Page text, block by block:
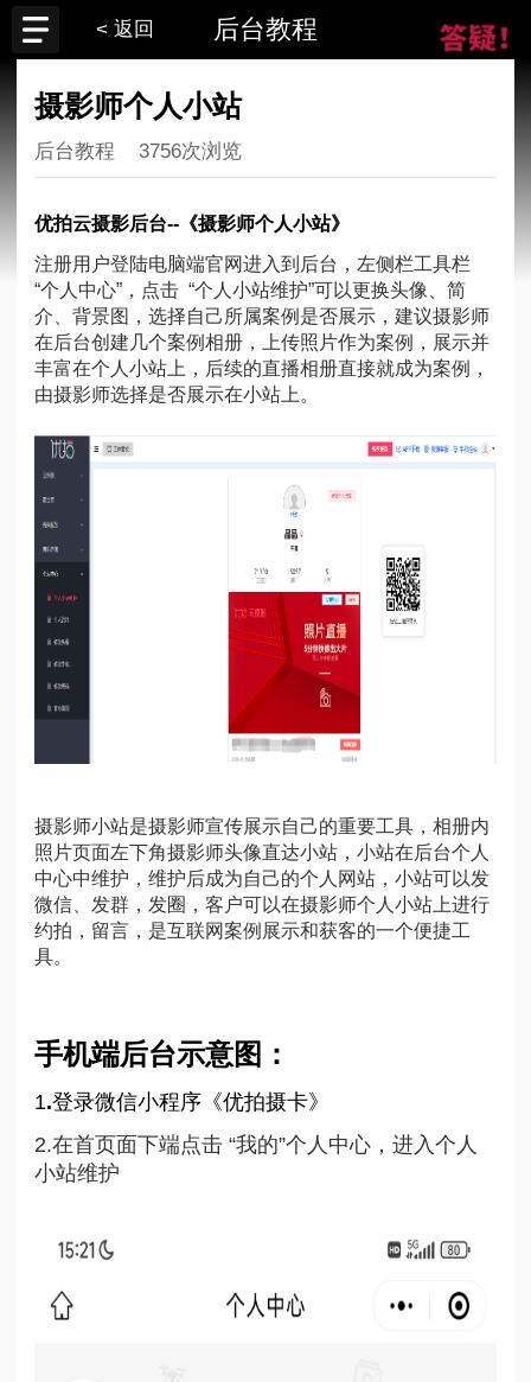
< 返回 后台教程
摄影师个人小站
后台教程 3756次浏览
优拍云摄影后台--《摄影师个人小站》
注册用户登陆电脑端官网进入到后台，左侧栏工具栏
“个人中心”，点击 “个人小站维护”可以更换头像、简
介、背景图，选择自己所属案例是否展示，建议摄影师
在后台创建几个案例相册，上传照片作为案例，展示并
丰富在个人小站上，后续的直播相册直接就成为案例，
由摄影师选择是否展示在小站上。
摄影师小站是摄影师宣传展示自己的重要工具，相册内
照片页面左下角摄影师头像直达小站，小站在后台个人
中心中维护，维护后成为自己的个人网站，小站可以发
微信、发群，发圈，客户可以在摄影师个人小站上进行
约拍，留言，是互联网案例展示和获客的一个便捷工
具。
手机端后台示意图：
1.登录微信小程序《优拍摄卡》
2.在首页面下端点击 “我的”个人中心，进入个人
小站维护